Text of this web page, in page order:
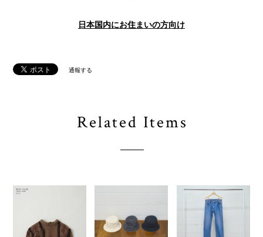
日本国内にお住まいの方向け
通報する
Related Items